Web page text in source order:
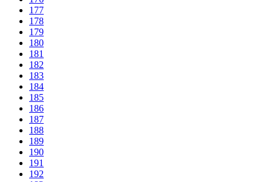
177
178
179
180
181
182
183
184
185
186
187
188
189
190
191
192